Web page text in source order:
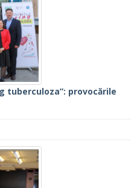
tuberculoza”: provocările